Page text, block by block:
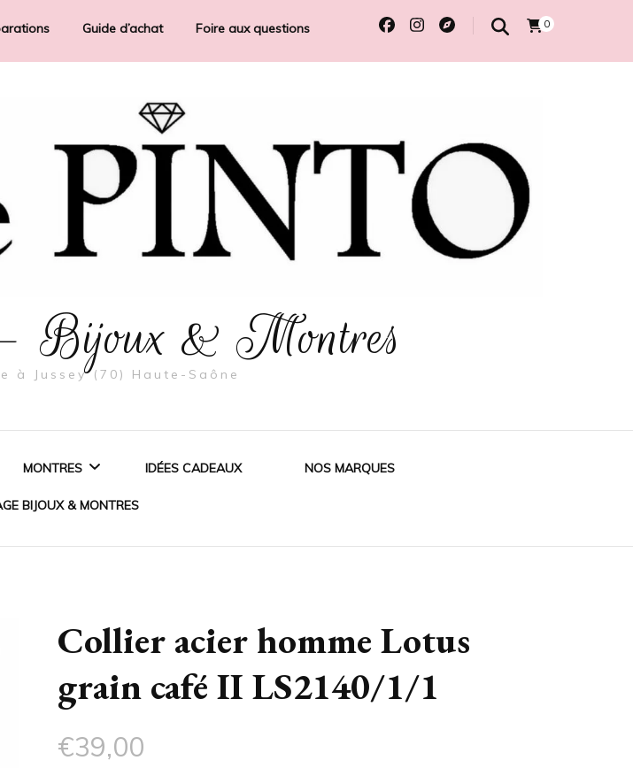
Guide d’achat Foire aux questions 0
Bijoux & Montres
à Jussey (70) Haute-Saône
OR
MONTRES
MONTRES ENFANT
MONTRES CONNECTÉES
IDÉES CADEAUX NOS MARQUES
BIJOUX & MONTRES
Collier acier homme Lotus
grain café II LS2140/1/1
€39,00